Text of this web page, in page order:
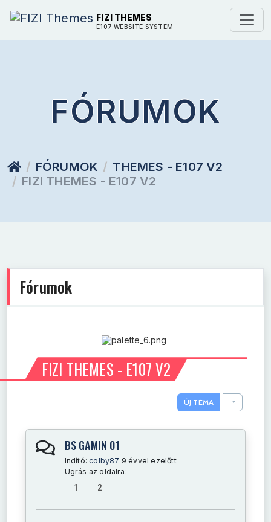
FIZI THEMES
E107 WEBSITE SYSTEM
FÓRUMOK
FÓRUMOK
THEMES - E107 V2
FIZI THEMES - E107 V2
Fórumok
FIZI THEMES - E107 V2
ÚJ TÉMA TOGGLE
BS GAMIN 01
Indító:colby87 9 évvel ezelőtt
Ugrás az oldalra:
1 2